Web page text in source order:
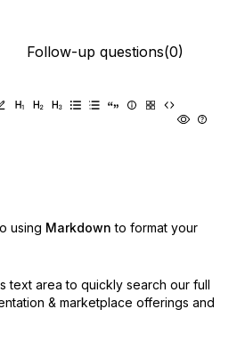
Follow-up questions(0)
using Markdown to format your
text area to quickly search our full
& marketplace offerings and